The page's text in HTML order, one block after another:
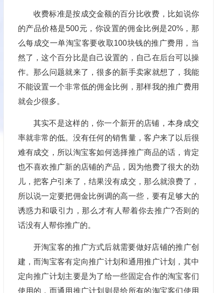
收费标准是按成交金额的百分比收费，比如说你
的产品价格是500元，你设置的佣金比例是20%，那
么每成交一单淘宝客要收取100块钱的推广费用，当
然了，这个百分比是自己设置的，自己在后台可以操
作。那么问题就来了，很多的新手卖家就想了，我能
不能设置一个非常低的佣金比例，那样我的推广费用
就会少很多。
其实不是这样的，你一个新开的店铺，本身成交
率就非常的低。没有任何的销售量，客户来了以后很
难有成交，所以淘宝客如何选择推广商品的话，肯定
也不喜欢推广新的店铺的产品，因为他费了很大的劲
儿，把客户引来了，结果没有成交，那么就浪费了，
所以说一定要把佣金比例调的高一些，要有足够大的
诱惑力和吸引力，那么才有人帮着你去推广?否则的
话没有人帮你推广的。
开淘宝客的推广方式后就需要做好店铺的推广创
建，而淘宝客有定向推广计划和通用推广计划，其中
定向推广计划主要是为了给一些固定合作的淘宝客们
使用的，而通用推广计划则是给所有的淘宝客们使用